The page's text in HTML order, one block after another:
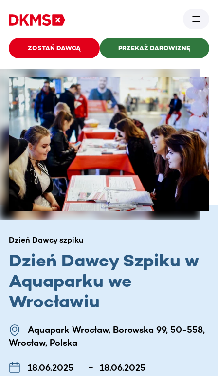
ZOSTAŃ DAWCĄ PRZEKAŻ DAROWIZNĘ
Dzień Dawcy szpiku
Dzień Dawcy Szpiku w
Aquaparku we
Wrocławiu
Aquapark Wrocław, Borowska 99, 50-558,
Wrocław, Polska
18.06.2025 – 18.06.2025